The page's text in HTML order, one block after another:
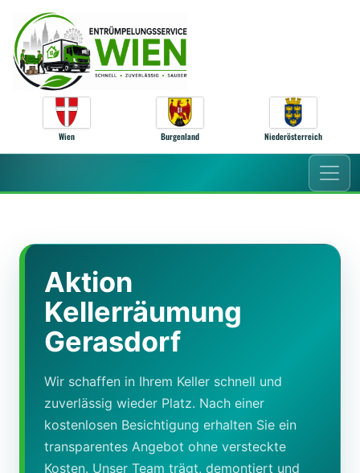
Zum Inhalt springen
Wien Burgenland Niederösterreich
Aktion
Kellerräumung
Gerasdorf
Wir schaffen in Ihrem Keller schnell und
zuverlässig wieder Platz. Nach einer
kostenlosen Besichtigung erhalten Sie ein
transparentes Angebot ohne versteckte
Kosten. Unser Team trägt, demontiert und